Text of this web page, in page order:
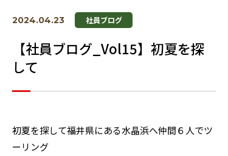
会社案内
サステナビリティ
2024.04.23 社員ブログ
【社員ブログ_Vol15】初夏を探
して
初夏を探して福井県にある水晶浜へ仲間６人でツ
ーリング